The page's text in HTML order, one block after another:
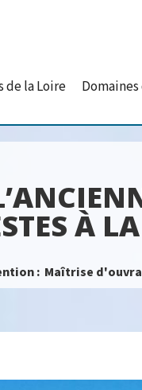
de la Loire
À
: Maîtrise